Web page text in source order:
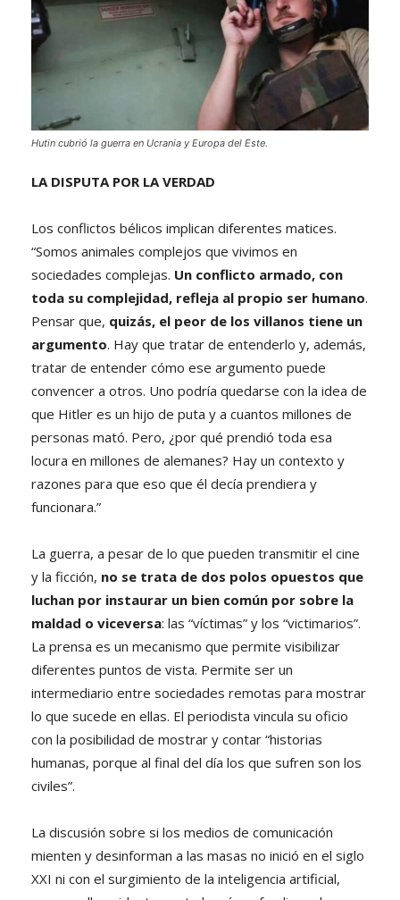
Hutin cubrió la guerra en Ucrania y Europa del Este.
LA DISPUTA POR LA VERDAD
Los conflictos bélicos implican diferentes matices.
“Somos animales complejos que vivimos en
sociedades complejas. Un conflicto armado, con
toda su complejidad, refleja al propio ser humano.
Pensar que, quizás, el peor de los villanos tiene un
argumento. Hay que tratar de entenderlo y, además,
tratar de entender cómo ese argumento puede
convencer a otros. Uno podría quedarse con la idea de
que Hitler es un hijo de puta y a cuantos millones de
personas mató. Pero, ¿por qué prendió toda esa
locura en millones de alemanes? Hay un contexto y
razones para que eso que él decía prendiera y
funcionara.”
La guerra, a pesar de lo que pueden transmitir el cine
y la ficción, no se trata de dos polos opuestos que
luchan por instaurar un bien común por sobre la
maldad o viceversa: las “víctimas” y los “victimarios”.
La prensa es un mecanismo que permite visibilizar
diferentes puntos de vista. Permite ser un
intermediario entre sociedades remotas para mostrar
lo que sucede en ellas. El periodista vincula su oficio
con la posibilidad de mostrar y contar “historias
humanas, porque al final del día los que sufren son los
civiles”.
La discusión sobre si los medios de comunicación
mienten y desinforman a las masas no inició en el siglo
XXI ni con el surgimiento de la inteligencia artificial,